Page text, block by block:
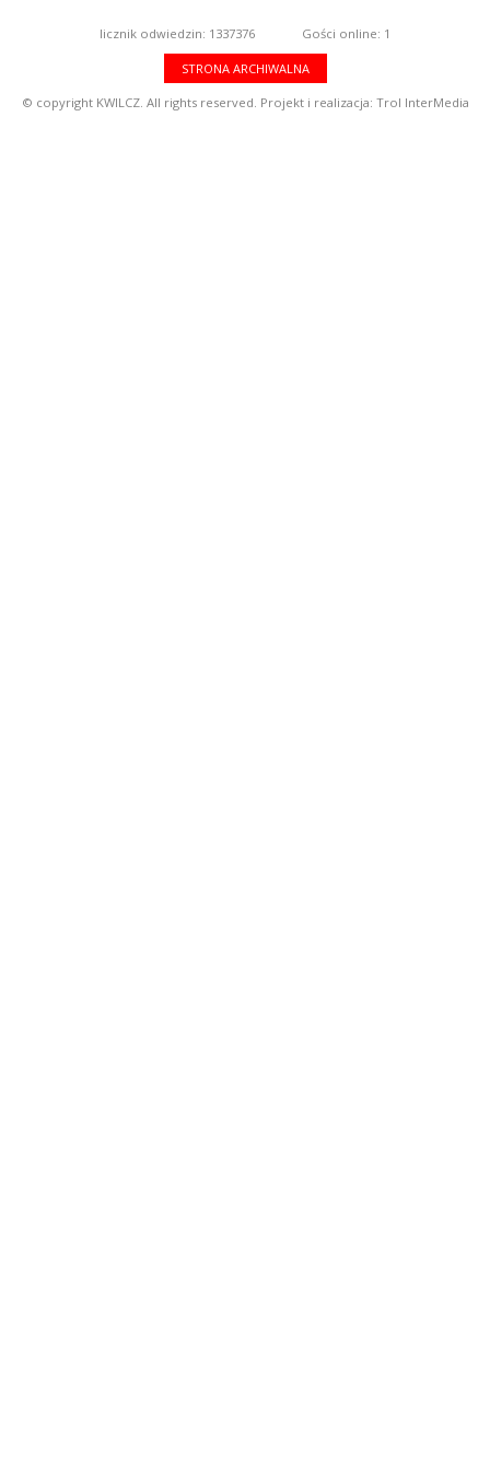
licznik odwiedzin: 1337376 Gości online: 1
STRONA ARCHIWALNA
© copyright KWILCZ. All rights reserved. Projekt i realizacja: Trol InterMedia